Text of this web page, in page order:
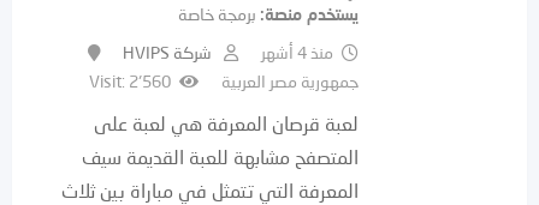
يستخدم منصة برمجة خاصة
منذ 4 أشهر
شركة HVIPS
جمهورية مصر العربية
Visit: 2٬560
لعبة قرصان المعرفة هي لعبة على
المتصفح مشابهة للعبة القديمة سيف
المعرفة التي تتمثل في مباراة بين ثلاث